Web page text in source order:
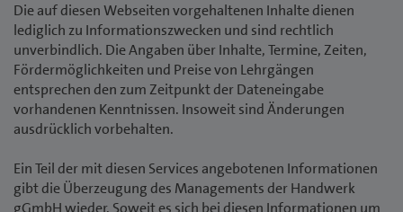
Die auf diesen Webseiten vorgehaltenen Inhalte dienen
lediglich zu Informationszwecken und sind rechtlich
unverbindlich. Die Angaben über Inhalte, Termine, Zeiten,
Fördermöglichkeiten und Preise von Lehrgängen
entsprechen den zum Zeitpunkt der Dateneingabe
vorhandenen Kenntnissen. Insoweit sind Änderungen
ausdrücklich vorbehalten.
Ein Teil der mit diesen Services angebotenen Informationen
gibt die Überzeugung des Managements der Handwerk
gGmbH wieder. Soweit es sich bei diesen Informationen um